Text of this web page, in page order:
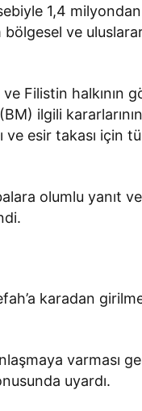
1,4
bölgesel ve
Filistin halkının
ilgili
ve esir takası için
olumlu yanıt
karadan
varması
uyardı.